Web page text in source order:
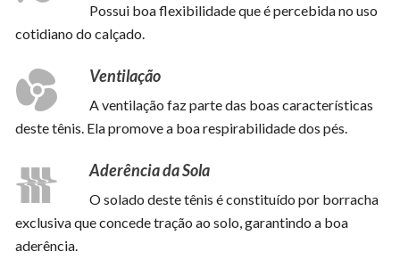
Possui boa flexibilidade que é percebida no uso
cotidiano do calçado.
Ventilação
A ventilação faz parte das boas características
deste tênis. Ela promove a boa respirabilidade dos pés.
Aderência da Sola
O solado deste tênis é constituído por borracha
exclusiva que concede tração ao solo, garantindo a boa
aderência.